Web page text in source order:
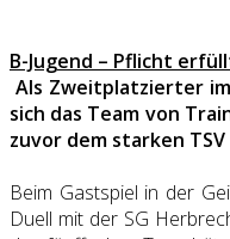
B-Jugend – Pflicht
Als Zweitplatzierter
sich das Team von
zuvor dem starken
Beim Gastspiel in der
Duell mit der SG